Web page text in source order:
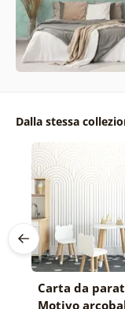
Dalla stessa
Carta da
Motivo